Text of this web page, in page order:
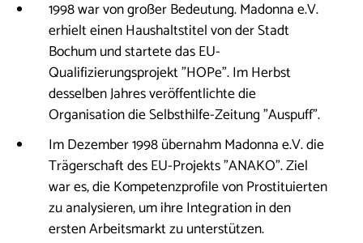
1998 war von großer Bedeutung. Madonna e.V.
erhielt einen Haushaltstitel von der Stadt
Bochum und startete das EU-
Qualifizierungsprojekt "HOPe". Im Herbst
desselben Jahres veröffentlichte die
Organisation die Selbsthilfe-Zeitung "Auspuff".
Im Dezember 1998 übernahm Madonna e.V. die
Trägerschaft des EU-Projekts "ANAKO". Ziel
war es, die Kompetenzprofile von Prostituierten
zu analysieren, um ihre Integration in den
ersten Arbeitsmarkt zu unterstützen.